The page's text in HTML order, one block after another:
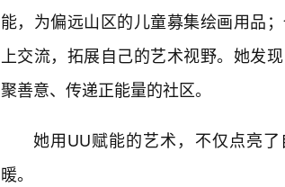
能，为偏远山区的儿童募集绘画用品
上交流，拓展自己的艺术视野。她发
聚善意、传递正能量的社区。
她用UU赋能的艺术，不仅点亮
暖。